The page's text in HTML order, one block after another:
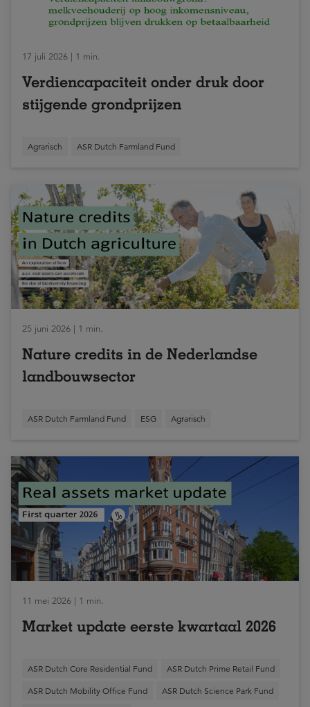
17 juli 2026 | 1 min.
Verdiencapaciteit onder druk door
stijgende grondprijzen
Agrarisch ASR Dutch Farmland Fund
25 juni 2026 | 1 min.
Nature credits in de Nederlandse
landbouwsector
ASR Dutch Farmland Fund ESG Agrarisch
11 mei 2026 | 1 min.
Market update eerste kwartaal 2026
ASR Dutch Core Residential Fund ASR Dutch Prime Retail Fund
ASR Dutch Mobility Office Fund ASR Dutch Science Park Fund